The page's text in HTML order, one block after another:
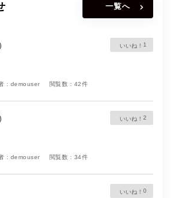
一覧へ
: demouser 閲覧数 : 42件
1
: demouser 閲覧数 : 34件
2
0